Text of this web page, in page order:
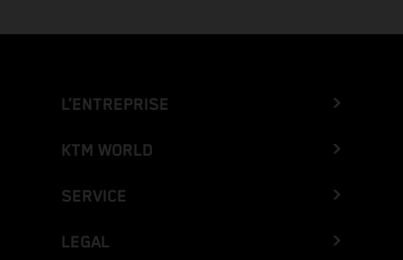
L’ENTREPRISE
KTM WORLD
SERVICE
LEGAL